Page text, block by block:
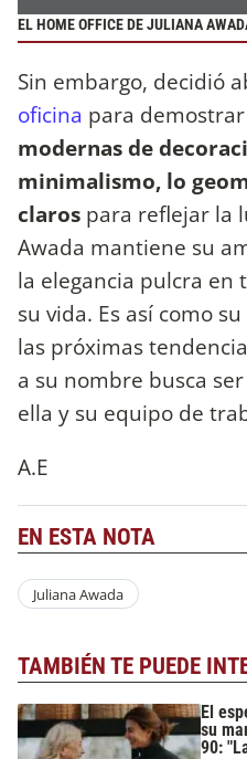
EL HOME OFFICE DE JULIANA
Sin embargo, decidió
oficina para
modernas de
minimalismo, lo
claros para reflejar la
Awada mantiene su
la elegancia pulcra en
su vida. Es así como
las próximas
a su nombre busca
ella y su equipo de
A.E
EN ESTA NOTA
Juliana Awada
TAMBIÉN TE PUEDE
El
su
90: